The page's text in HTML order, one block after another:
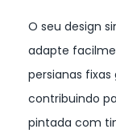
O seu design
adapte
persianas
contribuindo
pintada com